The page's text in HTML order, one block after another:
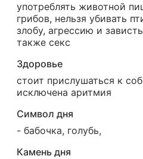
употреблять животной
грибов, нельзя убивать
злобу, агрессию и
также секс
Здоровье
стоит прислушаться к
исключена аритмия
Символ дня
- бабочка, голубь,
Камень дня